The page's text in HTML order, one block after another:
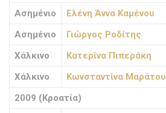
Ασημένιο
Ελένη Άννα Καμένου
Ασημένιο
Γιώργος Ροδίτης
Χάλκινο
Κατερίνα Πιπεράκη
Χάλκινο
Κωνσταντίνα Μαράτου
2009 (Κροατία)